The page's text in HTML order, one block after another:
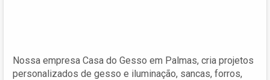
Nossa empresa Casa do Gesso em Palmas, cria projetos
personalizados de gesso e iluminação, sancas, forros,